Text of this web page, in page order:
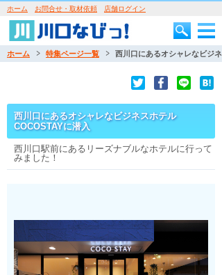
ホーム お問合せ・取材依頼 店舗ログイン
ホーム 特集ページ一覧 西川口にあるオシャレなビジ
西川口にあるオシャレなビジネスホテル
COCOSTAYに潜入
西川口駅前にあるリーズナブルなホテルに行って
みました！